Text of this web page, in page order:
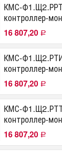
КМС-
контроллер-
16 807,20 Р
КМС-
контроллер-
16 807,20 Р
КМС-
контроллер-
16 807,20 Р